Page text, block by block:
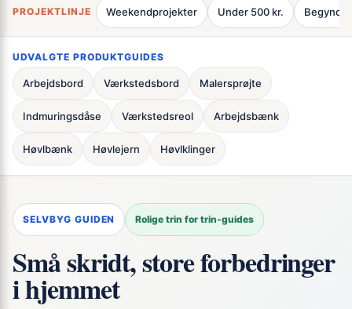
PROJEKTLINJE Weekendprojekter Under 500 kr.
UDVALGTE PRODUKTGUIDES
Arbejdsbord Værkstedsbord Malersprøjte
Indmuringsdåse Værkstedsreol Arbejdsbænk
Høvlbænk Høvlejern Høvlklinger
SELVBYG GUIDEN Rolige trin for trin-guides
Små skridt, store forbedringer
i hjemmet